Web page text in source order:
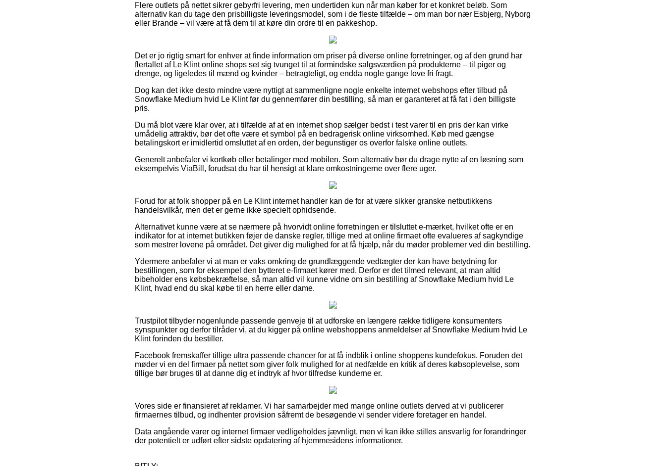
Flere outlets på nettet sikrer gebyrfri levering, men undertiden kun når man køber for et konkret beløb. Som
alternativ kan du tage den prisbilligste leveringsmodel, som i de fleste tilfælde – om man bor nær Esbjerg, Nyborg
eller Brande – vil være at få dem til at køre din ordre til en pakkeshop.
Det er jo rigtig smart for enhver at finde information om priser på diverse online forretninger, og af den grund har
flertallet af Le Klint online shops set sig tvunget til at formindske salgsværdien på produkterne – til piger og
drenge, og ligeledes til mænd og kvinder – betragteligt, og endda nogle gange love fri fragt.
Dog kan det ikke desto mindre være nyttigt at sammenligne nogle enkelte internet webshops efter tilbud på
Snowflake Medium hvid Le Klint før du gennemfører din bestilling, så man er garanteret at få fat i den billigste
pris.
Du må blot være klar over, at i tilfælde af at en internet shop sælger bedst i test varer til en pris der kan virke
umådelig attraktiv, bør det ofte være et symbol på en bedragerisk online virksomhed. Køb med gængse
betalingskort er imidlertid omsluttet af en orden, der begunstiger os overfor falske online outlets.
Generelt anbefaler vi kortkøb eller betalinger med mobilen. Som alternativ bør du drage nytte af en løsning som
eksempelvis ViaBill, forudsat du har til hensigt at klare omkostningerne over flere uger.
Forud for at folk shopper på en Le Klint internet handler kan de for at være sikker granske netbutikkens
handelsvilkår, men det er gerne ikke specielt ophidsende.
Alternativet kunne være at se nærmere på hvorvidt online forretningen er tilsluttet e-mærket, hvilket ofte er en
indikator for at internet butikken føjer de danske regler, tillige med at online firmaet ofte evalueres af sagkyndige
som mestrer lovene på området. Det giver dig mulighed for at få hjælp, når du møder problemer ved din bestilling.
Ydermere anbefaler vi at man er vaks omkring de grundlæggende vedtægter der kan have betydning for
bestillingen, som for eksempel den bytteret e-firmaet kører med. Derfor er det tilmed relevant, at man altid
bibeholder ens købsbekræftelse, så man altid vil kunne vidne om sin bestilling af Snowflake Medium hvid Le
Klint, hvad end du skal købe til en herre eller dame.
Trustpilot tilbyder nogenlunde passende genveje til at udforske en længere række tidligere konsumenters
synspunkter og derfor tilråder vi, at du kigger på online webshoppens anmeldelser af Snowflake Medium hvid Le
Klint forinden du bestiller.
Facebook fremskaffer tillige ultra passende chancer for at få indblik i online shoppens kundefokus. Foruden det
møder vi en del firmaer på nettet som giver folk mulighed for at nedfælde en kritik af deres købsoplevelse, som
tillige bør bruges til at danne dig et indtryk af hvor tilfredse kunderne er.
Vores side er finansieret af reklamer. Vi har samarbejder med mange online outlets derved at vi publicerer
firmaernes tilbud, og indhenter provision såfremt de besøgende vi sender videre foretager en handel.
Data angående varer og internet firmaer vedligeholdes jævnligt, men vi kan ikke stilles ansvarlig for forandringer
der potentielt er udført efter sidste opdatering af hjemmesidens informationer.